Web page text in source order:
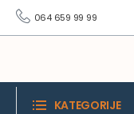
064 659 99 99
KATEGORIJE